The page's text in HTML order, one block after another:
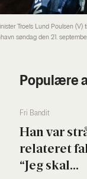
Troels Lund Poulsen
søndag den 21.
Populære
Fri Ban­dit
Han var
re­la­te­ret
“Jeg skal...